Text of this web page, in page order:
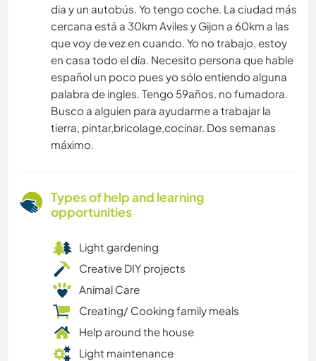
dia y un autobús. Yo tengo coche. La ciudad más
cercana está a 30km Aviles y Gijon a 60km a las
que voy de vez en cuando. Yo no trabajo, estoy
en casa todo el día. Necesito persona que hable
español un poco pues yo sólo entiendo alguna
palabra de ingles. Tengo 59años. no fumadora.
Busco a alguien para ayudarme a trabajar la
tierra, pintar,bricolage,cocinar. Dos semanas
máximo.
Types of help and learning
opportunities
Light gardening
Creative DIY projects
Animal Care
Creating/ Cooking family meals
Help around the house
Light maintenance